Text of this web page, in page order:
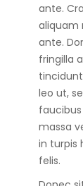
ante.
aliquam
ante.
fringilla
leo ut,
massa
in turpis
felis.